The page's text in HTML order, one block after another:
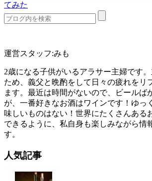
てみた
運営スタッフ:みも
2歳になる子供がいるアラサー主婦です
ため、義父と晩酌をして日々の疲れをリ
ます。最近は時間がないので、ビールば
が、一番好きなお酒はワインです！ゆっ
味しいものはない！世界にたくさんある
できるように、私自身も楽しみながら情
す。
人気記事